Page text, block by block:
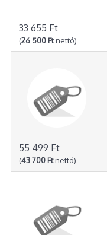
33 655 Ft
(26 500 Ftnettó)
55 499 Ft
(43 700 Ftnettó)